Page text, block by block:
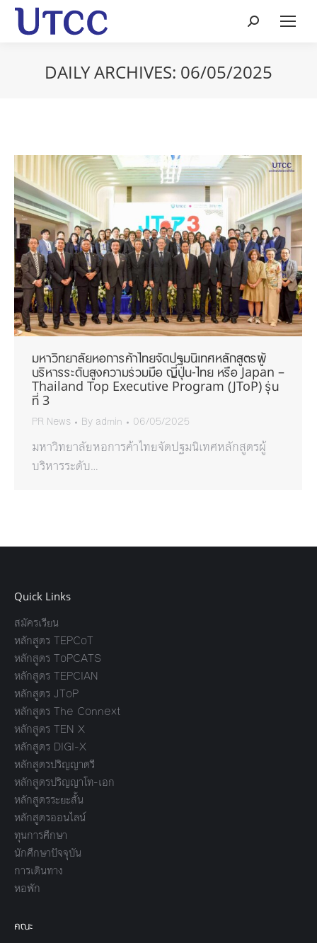
Search:
DAILY ARCHIVES: 06/05/2025
มหาวิทยาลัยหอการค้าไทยจัดปฐมนิเทศหลักสูตรผู้
บริหารระดับสูงความร่วมมือ ญี่ปุ่น-ไทย หรือ Japan –
Thailand Top Executive Program (JToP) รุ่น
ที่ 3
PR News By admin 06/05/2025
มหาวิทยาลัยหอการค้าไทยจัดปฐมนิเทศหลักสูตรผู้
บริหารระดับ…
Quick Links
สมัครเรียน
หลักสูตร TEPCoT
หลักสูตร ToPCATS
หลักสูตร TEPCIAN
หลักสูตร JToP
หลักสูตร The Connext
หลักสูตร TEN X
หลักสูตร DIGI-X
หลักสูตรปริญญาตรี
หลักสูตรปริญญาโท-เอก
หลักสูตรระยะสั้น
หลักสูตรออนไลน์
ทุนการศึกษา
นักศึกษาปัจจุบัน
การเดินทาง
หอพัก
คณะ